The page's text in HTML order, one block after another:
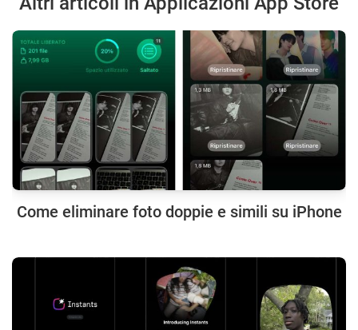
Come eliminare foto doppie e simili su iPhone